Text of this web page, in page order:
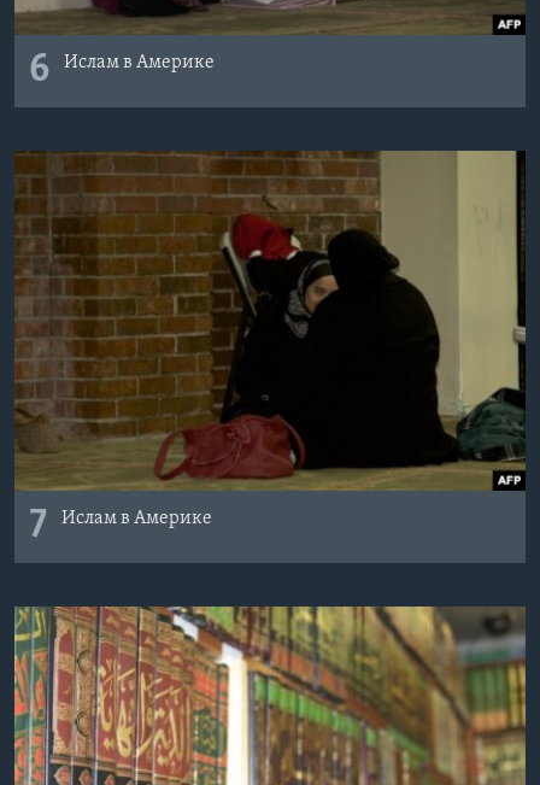
6 Ислам в Америке
7 Ислам в Америке